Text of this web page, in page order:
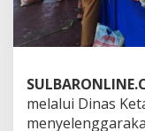
melalui Dinas